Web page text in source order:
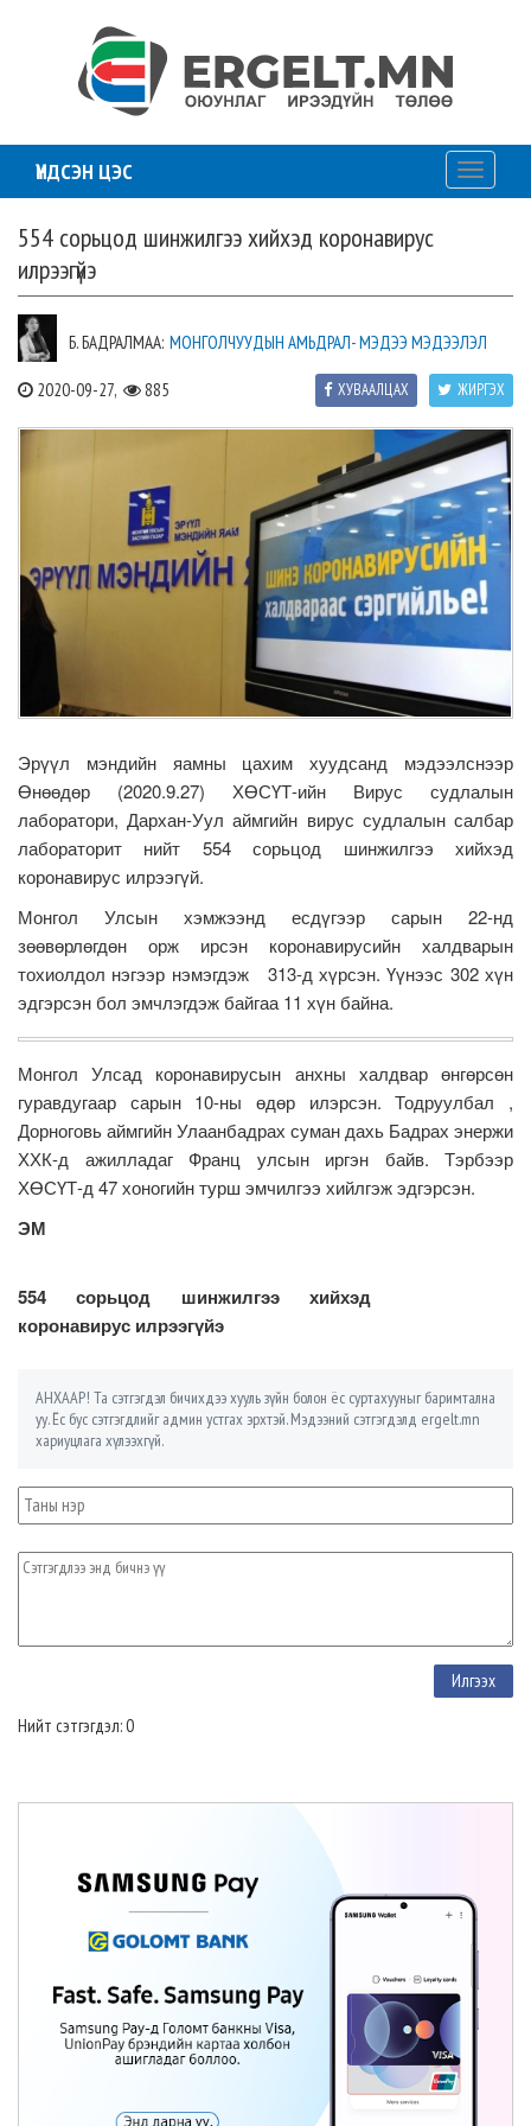
ҮНДСЭН ЦЭС
Toggle
554 сорьцод шинжилгээ хийхэд коронавирус
илрээгүйэ
Б. БАДРАЛМАА: МОНГОЛЧУУДЫН АМЬДРАЛ- МЭДЭЭ МЭДЭЭЛЭЛ
2020-09-27, 885 ЖИРГЭХ
ХУВААЛЦАХ
Эрүүл мэндийн яамны цахим хуудсанд мэдээлснээр
Өнөөдөр (2020.9.27) ХӨСҮТ-ийн Вирус судлалын
лаборатори, Дархан-Уул аймгийн вирус судлалын салбар
лабораторит нийт 554 сорьцод шинжилгээ хийхэд
коронавирус илрээгүй.
Монгол Улсын хэмжээнд есдүгээр сарын 22-нд
зөөвөрлөгдөн орж ирсэн коронавирусийн халдварын
тохиолдол нэгээр нэмэгдэж 313-д хүрсэн. Үүнээс 302 хүн
эдгэрсэн бол эмчлэгдэж байгаа 11 хүн байна.
Монгол Улсад коронавирусын анхны халдвар өнгөрсөн
гуравдугаар сарын 10-ны өдөр илэрсэн. Тодруулбал ,
Дорноговь аймгийн Улаанбадрах суман дахь Бадрах энержи
ХХК-д ажилладаг Франц улсын иргэн байв. Тэрбээр
ХӨСҮТ-д 47 хоногийн турш эмчилгээ хийлгэж эдгэрсэн.
ЭМ
554 сорьцод шинжилгээ хийхэд
коронавирус илрээгүйэ
АНХААР! Та сэтгэгдэл бичихдээ хууль зүйн болон ёс суртахууныг баримтална
уу. Ёс бус сэтгэгдлийг админ устгах эрхтэй. Мэдээний сэтгэгдэлд ergelt.mn
хариуцлага хүлээхгүй.
Нийт сэтгэгдэл: 0